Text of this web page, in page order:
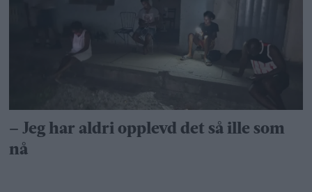
– Jeg har aldri opplevd det så ille som
nå